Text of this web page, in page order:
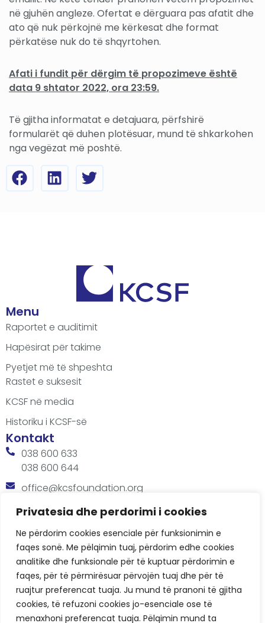
Privatesia dhe perdorimi i cookies
Ne përdorim cookies esenciale për funksionimin e
faqes sonë. Me pëlqimin tuaj, përdorim edhe cookies
analitike dhe funksionale për të kuptuar përdorimin e
faqes, për të përmirësuar përvojën tuaj dhe për të
ruajtur preferencat tuaja. Ju mund të pranoni të gjitha
cookies, të refuzoni cookies jo-esenciale ose të
menaxhoni preferencat tuaja. Pëlqimin mund ta
në gjuhën angleze. Ofertat e dërguara pas afatit dhe
ato që nuk përkojnë me kërkesat dhe format
përkatëse nuk do të shqyrtohen.
Afati i fundit për dërgim të propozimeve është
data 9 shtator 2022, ora 23:59.
Të gjitha informatat e detajuara, përfshirë
formularët që duhen plotësuar, mund të shkarkohen
nga vegëzat më poshtë.
Menu
Raportet e auditimit
Hapësirat për takime
Pyetjet më të shpeshta
Rastet e suksesit
KCSF në media
Historiku i KCSF-së
Kontakt
038 600 633
038 600 644
office@kcsfoundation.org
Besa Imami, Lam A, H1, Kat.12, nr. 65-1, Lakrishtë,
Orari
8:00 AM - 4:00 PM